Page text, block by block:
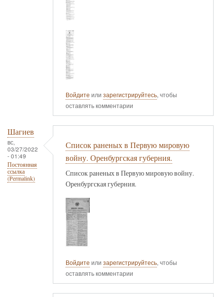
Войдите или зарегистрируйтесь, чтобы
оставлять комментарии
Шагиев
вс,
03/27/2022
- 01:49
Постоянная
ссылка
(Permalink)
Список раненых в Первую мировую
войну. Оренбургская губерния.
Список раненых в Первую мировую войну.
Оренбургская губерния.
Войдите или зарегистрируйтесь, чтобы
оставлять комментарии